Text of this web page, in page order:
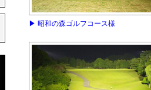
▶ 昭和の森ゴルフコース様